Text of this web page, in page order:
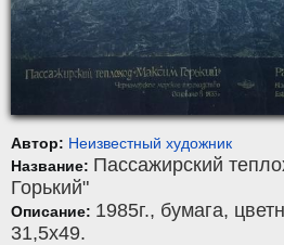
Автор: Неизвестный художник
Название: Пассажирский
Горький"
Описание: 1985г., бумага,
31,5x49.